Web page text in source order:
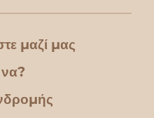
μαζί μας